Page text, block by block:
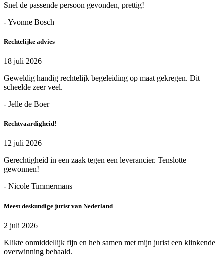
Snel de passende persoon gevonden, prettig!
- Yvonne Bosch
Rechtelijke advies
18 juli 2026
Geweldig handig rechtelijk begeleiding op maat gekregen. Dit
scheelde zeer veel.
- Jelle de Boer
Rechtvaardigheid!
12 juli 2026
Gerechtigheid in een zaak tegen een leverancier. Tenslotte
gewonnen!
- Nicole Timmermans
Meest deskundige jurist van Nederland
2 juli 2026
Klikte onmiddellijk fijn en heb samen met mijn jurist een klinkende
overwinning behaald.